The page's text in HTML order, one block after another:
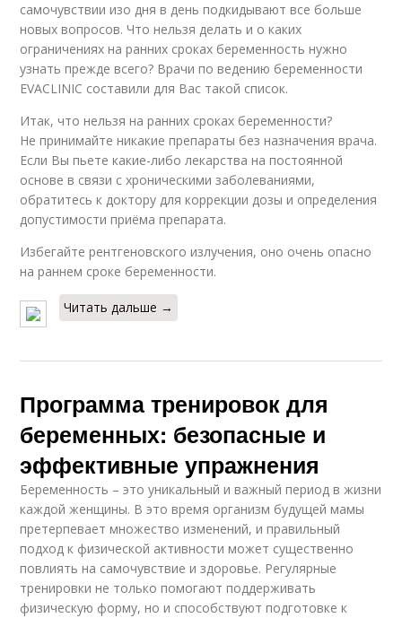
самочувствии изо дня в день подкидывают все больше
новых вопросов. Что нельзя делать и о каких
ограничениях на ранних сроках беременность нужно
узнать прежде всего? Врачи по ведению беременности
EVACLINIC составили для Вас такой список.
Итак, что нельзя на ранних сроках беременности?
Не принимайте никакие препараты без назначения врача.
Если Вы пьете какие-либо лекарства на постоянной
основе в связи с хроническими заболеваниями,
обратитесь к доктору для коррекции дозы и определения
допустимости приёма препарата.
Избегайте рентгеновского излучения, оно очень опасно
на раннем сроке беременности.
Читать дальше →
Программа тренировок для
беременных: безопасные и
эффективные упражнения
Беременность – это уникальный и важный период в жизни
каждой женщины. В это время организм будущей мамы
претерпевает множество изменений, и правильный
подход к физической активности может существенно
повлиять на самочувствие и здоровье. Регулярные
тренировки не только помогают поддерживать
физическую форму, но и способствуют подготовке к